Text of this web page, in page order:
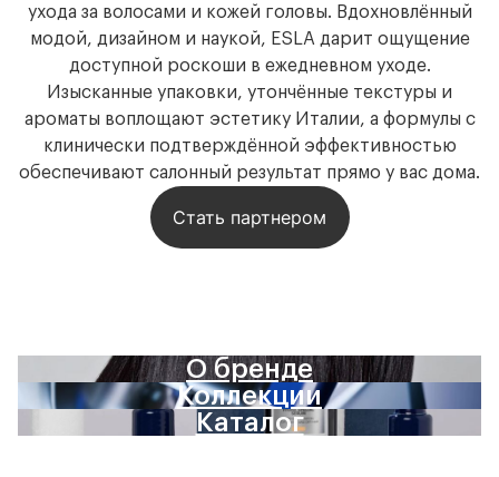
ухода за волосами и кожей головы. Вдохновлённый
модой, дизайном и наукой, ESLA дарит ощущение
доступной роскоши в ежедневном уходе.
Изысканные упаковки, утончённые текстуры и
ароматы воплощают эстетику Италии, а формулы с
клинически подтверждённой эффективностью
обеспечивают салонный результат прямо у вас дома.
Стать партнером
О бренде
Коллекции
Каталог